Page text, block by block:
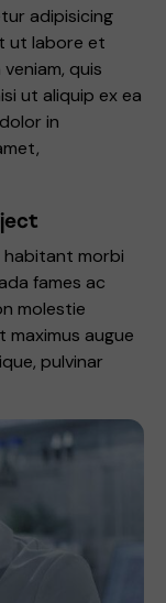
adipisicing
ut labore et
quis
ut aliquip ex ea
in
habitant morbi
fames ac
molestie
augue
pulvinar